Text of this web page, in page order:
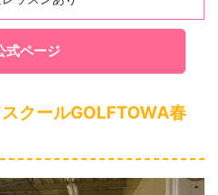
式ページ
クールGOLFTOWA春